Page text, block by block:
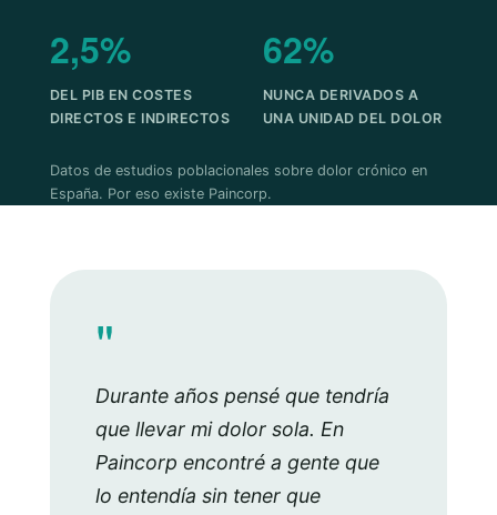
2,5%
DEL PIB EN COSTES
DIRECTOS E INDIRECTOS
62%
NUNCA DERIVADOS A
UNA UNIDAD DEL DOLOR
Datos de estudios poblacionales sobre dolor crónico en
España. Por eso existe Paincorp.
"
Durante años pensé que tendría
que llevar mi dolor sola. En
Paincorp encontré a gente que
lo entendía sin tener que